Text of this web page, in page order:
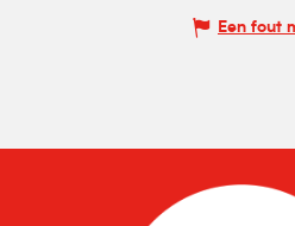
Een fout